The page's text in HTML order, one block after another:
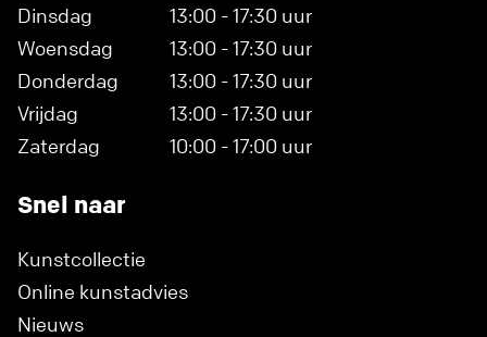
Dinsdag
13:00 - 17:30 uur
Woensdag
13:00 - 17:30 uur
Donderdag
13:00 - 17:30 uur
Vrijdag
13:00 - 17:30 uur
Zaterdag
10:00 - 17:00 uur
Snel naar
Kunstcollectie
Online kunstadvies
Nieuws